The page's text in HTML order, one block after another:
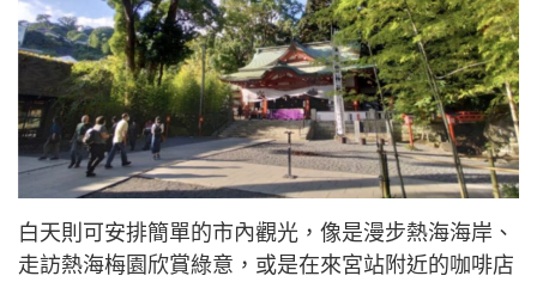
白天則可安排簡單的市內觀光，像是漫步熱海海岸、
走訪熱海梅園欣賞綠意，或是在來宮站附近的咖啡店